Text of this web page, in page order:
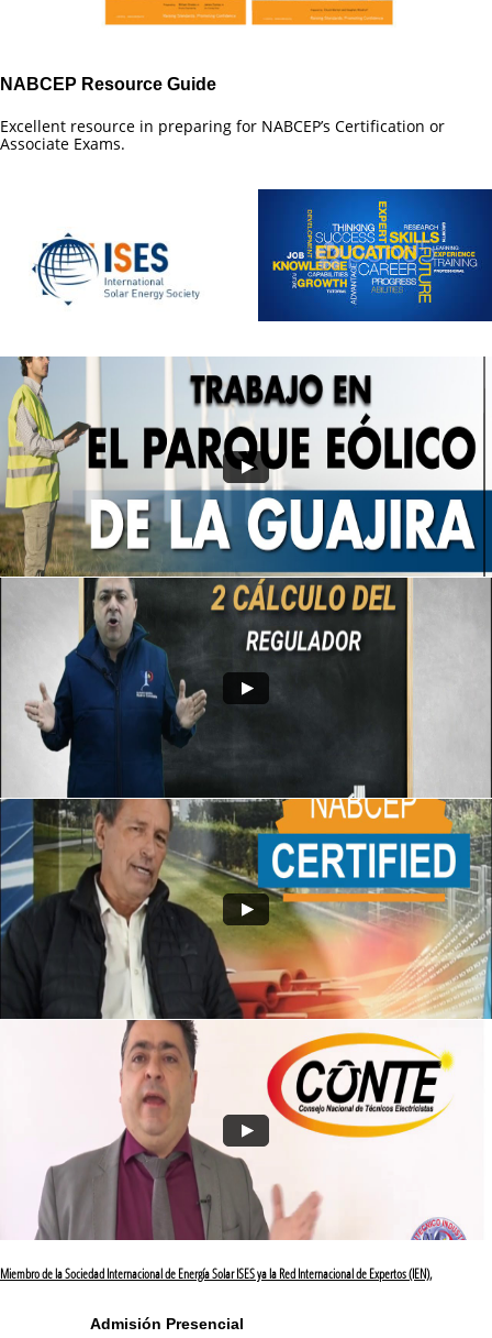
NABCEP Resource Guide​
Excellent resource in preparing for NABCEP’s Certification or
Associate Exams.
Miembro de la Sociedad Internacional de Energía Solar ISES ya la Red Internacional de Expertos (IEN),